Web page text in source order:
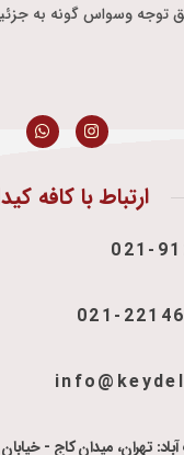
توجه وسواس گونه به
ارتباط با کافه
021-
021-
تهران، میدان کاج -